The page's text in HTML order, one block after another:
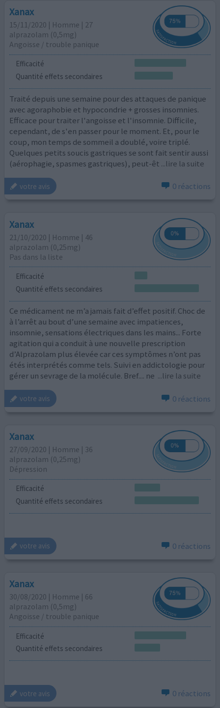
Xanax
15/11/2020 | Homme | 27
alprazolam (0,5mg)
Angoisse / trouble panique
Efficacité
Quantité effets secondaires
Traité depuis une semaine pour des attaques de panique
avec agoraphobie et hypocondrie + grosses insomnies.
Efficace pour traiter l'angoisse et l'insomnie. Difficile,
cependant, de s'en passer pour le moment. Et, pour le
coup, mon temps de sommeil a doublé, voire triplé.
Quelques petits soucis gastriques se sont fait sentir aussi
(aérophagie, spasmes gastriques), peut-êt ...lire la suite
votre avis 0 réactions
Xanax
21/10/2020 | Homme | 46
alprazolam (0,25mg)
Pas dans la liste
Efficacité
Quantité effets secondaires
Ce médicament ne m’a jamais fait d’effet positif. Choc de
à l’arrêt au bout d’une semaine avec impatiences,
insomnie, sensations électriques dans les mains... Forte
agitation qui a conduit à une nouvelle prescription
d’Alprazolam plus élevée car ces symptômes n’ont pas
étés interprétés comme tels. Suivi en addictologie pour
gérer un sevrage de la molécule. Bref.... ne ...lire la suite
votre avis 0 réactions
Xanax
27/09/2020 | Homme | 36
alprazolam (0,25mg)
Dépression
Efficacité
Quantité effets secondaires
votre avis 0 réactions
Xanax
30/08/2020 | Homme | 66
alprazolam (0,5mg)
Angoisse / trouble panique
Efficacité
Quantité effets secondaires
votre avis 0 réactions